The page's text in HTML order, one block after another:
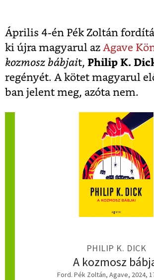
Április 4-én Pék Zoltán
ki újra magyarul az Agave
kozmosz bábjait, Philip K.
regényét. A kötet magyarul
ban jelent meg, azóta nem.
PHILIP K. DICK
A kozmosz
Ford. Pék Zoltán, Agave, 2024,